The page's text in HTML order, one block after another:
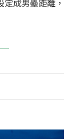
成男壘距離，